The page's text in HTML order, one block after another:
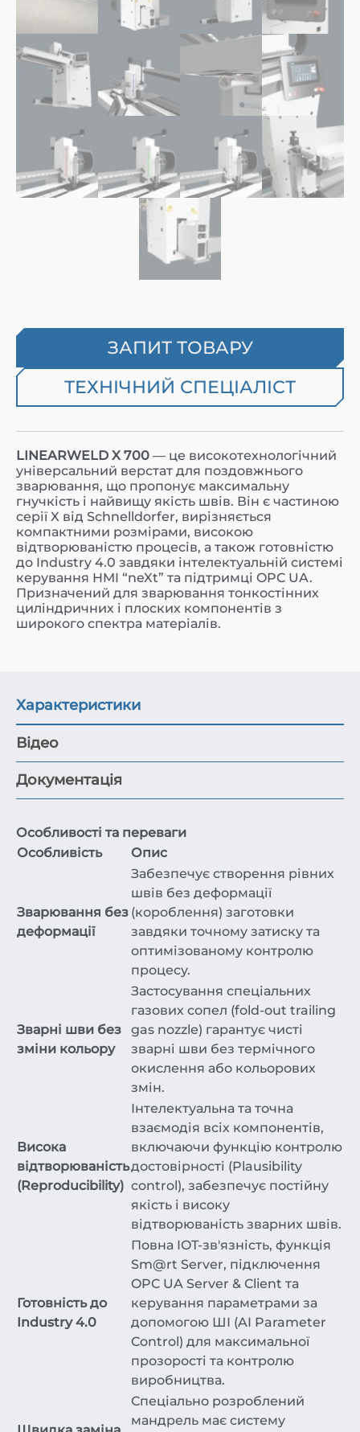
ЗАПИТ ТОВАРУ
ТЕХНІЧНИЙ СПЕЦІАЛІСТ
LINEARWELD X 700 — це високотехнологічний
універсальний верстат для поздовжнього
зварювання, що пропонує максимальну
гнучкість і найвищу якість швів. Він є частиною
серії X від Schnelldorfer, вирізняється
компактними розмірами, високою
відтворюваністю процесів, а також готовністю
до Industry 4.0 завдяки інтелектуальній системі
керування HMI “neXt” та підтримці OPC UA.
Призначений для зварювання тонкостінних
циліндричних і плоских компонентів з
широкого спектра матеріалів.
Характеристики
Відео
Документація
Особливості та переваги
Особливість
Опис
Зварювання без
деформації
Забезпечує створення рівних
швів без деформації
(короблення) заготовки
завдяки точному затиску та
оптимізованому контролю
процесу.
Зварні шви без
зміни кольору
Застосування спеціальних
газових сопел (fold-out trailing
gas nozzle) гарантує чисті
зварні шви без термічного
окислення або кольорових
змін.
Висока
відтворюваність
(Reproducibility)
Інтелектуальна та точна
взаємодія всіх компонентів,
включаючи функцію контролю
достовірності (Plausibility
control), забезпечує постійну
якість і високу
відтворюваність зварних швів.
Готовність до
Industry 4.0
Повна IOT-зв'язність, функція
Sm@rt Server, підключення
OPC UA Server & Client та
керування параметрами за
допомогою ШІ (AI Parameter
Control) для максимальної
прозорості та контролю
виробництва.
Спеціально розроблений
мандрель має систему